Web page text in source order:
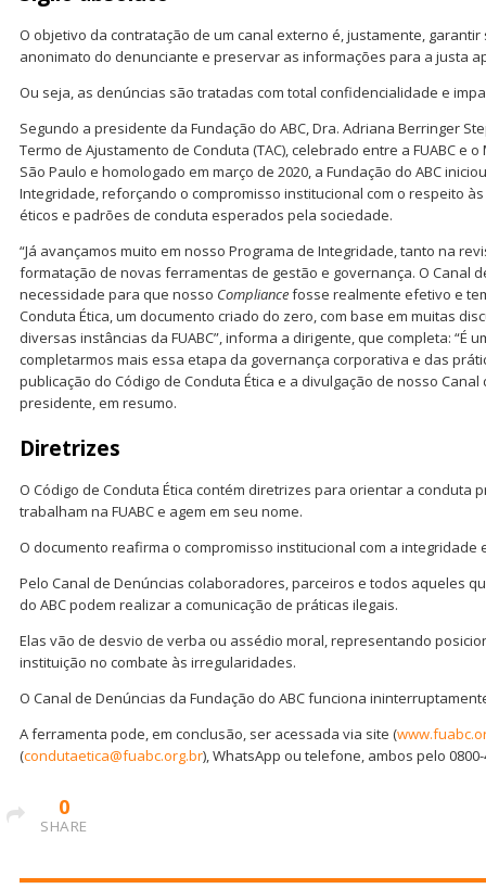
O objetivo da contratação de um canal externo é, justamente,
anonimato do denunciante e preservar as informações para a justa
Ou seja, as denúncias são tratadas com total confidencialidade e
Segundo a presidente da Fundação do ABC, Dra. Adriana Berringer
Termo de Ajustamento de Conduta (TAC), celebrado entre a FUABC e
São Paulo e homologado em março de 2020, a Fundação do ABC
Integridade, reforçando o compromisso institucional com o respeito
éticos e padrões de conduta esperados pela sociedade.
“Já avançamos muito em nosso Programa de Integridade, tanto na
formatação de novas ferramentas de gestão e governança. O Canal
necessidade para que nosso Compliancefosse realmente efetivo e
Conduta Ética, um documento criado do zero, com base em muitas
diversas instâncias da FUABC”, informa a dirigente, que completa: “É
completarmos mais essa etapa da governança corporativa e das
publicação do Código de Conduta Ética e a divulgação de nosso Canal
presidente, em resumo.
Diretrizes
O Código de Conduta Ética contém diretrizes para orientar a conduta
trabalham na FUABC e agem em seu nome.
O documento reafirma o compromisso institucional com a integridade
Pelo Canal de Denúncias colaboradores, parceiros e todos aqueles
do ABC podem realizar a comunicação de práticas ilegais.
Elas vão de desvio de verba ou assédio moral, representando
instituição no combate às irregularidades.
O Canal de Denúncias da Fundação do ABC funciona
A ferramenta pode, em conclusão, ser acessada via site (
(condutaetica@fuabc.org.br), WhatsApp ou telefone, ambos pelo 0800-
0
SHARE